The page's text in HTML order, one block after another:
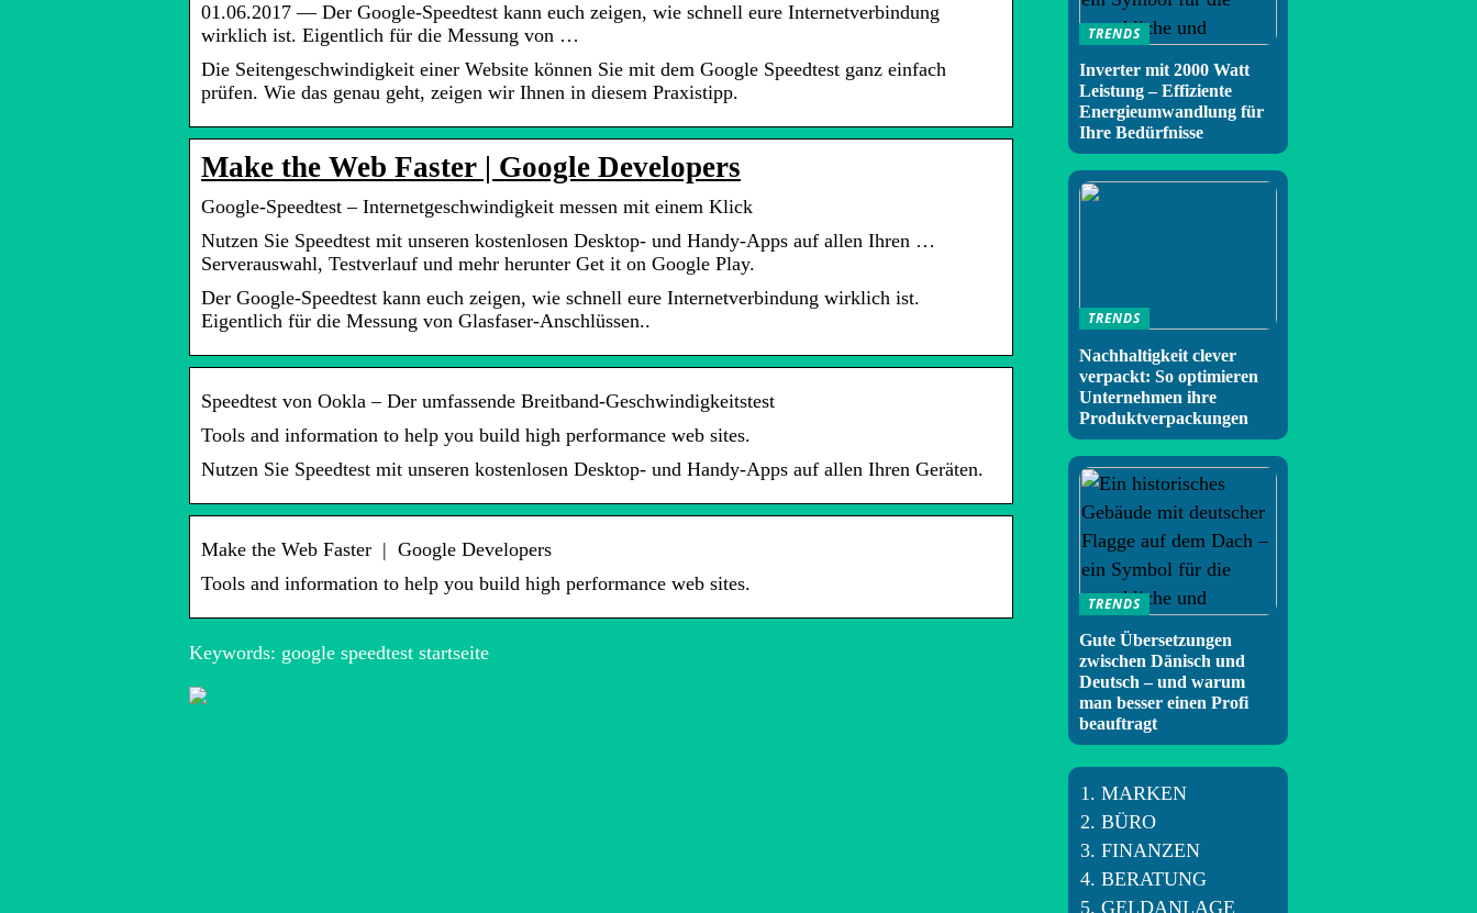
01.06.2017 — Der Google-Speedtest kann euch zeigen, wie schnell eure Internetverbindung
wirklich ist. Eigentlich für die Messung von …
Die Seitengeschwindigkeit einer Website können Sie mit dem Google Speedtest ganz einfach
prüfen. Wie das genau geht, zeigen wir Ihnen in diesem Praxistipp.
Make the Web Faster | Google Developers
Google-Speedtest – Internetgeschwindigkeit messen mit einem Klick
Nutzen Sie Speedtest mit unseren kostenlosen Desktop- und Handy-Apps auf allen Ihren …
Serverauswahl, Testverlauf und mehr herunter Get it on Google Play.
Der Google-Speedtest kann euch zeigen, wie schnell eure Internetverbindung wirklich ist.
Eigentlich für die Messung von Glasfaser-Anschlüssen..
Speedtest von Ookla – Der umfassende Breitband-Geschwindigkeitstest
Tools and information to help you build high performance web sites.
Nutzen Sie Speedtest mit unseren kostenlosen Desktop- und Handy-Apps auf allen Ihren Geräten.
Make the Web Faster | Google Developers
Tools and information to help you build high performance web sites.
Keywords: google speedtest startseite
TRENDS
Inverter mit 2000 Watt
Leistung – Effiziente
Energieumwandlung für
Ihre Bedürfnisse
TRENDS
Nachhaltigkeit clever
verpackt: So optimieren
Unternehmen ihre
Produktverpackungen
TRENDS
Gute Übersetzungen
zwischen Dänisch und
Deutsch – und warum
man besser einen Profi
beauftragt
MARKEN
BÜRO
FINANZEN
BERATUNG
GELDANLAGE